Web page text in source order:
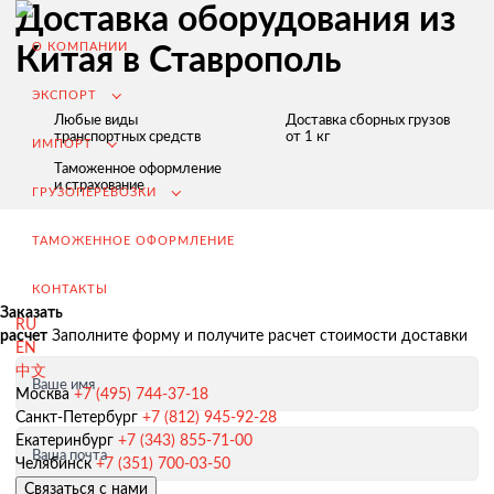
О КОМПАНИИ
ЭКСПОРТ
ИМПОРТ
ГРУЗОПЕРЕВОЗКИ
ТАМОЖЕННОЕ ОФОРМЛЕНИЕ
КОНТАКТЫ
RU
EN
中文
Москва +7 (495) 744-37-18
Санкт-Петербург +7 (812) 945-92-28
Екатеринбург +7 (343) 855-71-00
Челябинск +7 (351) 700-03-50
Связаться с нами
Экспорт из России
Заключение контрактов и согласование условий поставки
Таможенное оформление и разрешительная документация
Доставка оборудования из
Китая в Ставрополь
Любые виды
транспортных средств
Доставка сборных грузов
от 1 кг
Таможенное оформление
и страхование
Заказать
расчет Заполните форму и получите расчет стоимости доставки
Ваше имя
Ваша почта